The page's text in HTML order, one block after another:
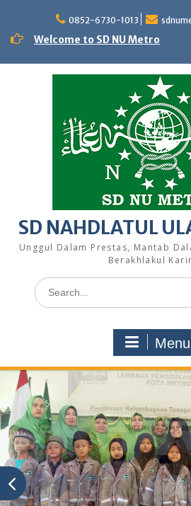
content
0852-6730-1013
Welcome to SD NU Metro
SD NAHDLATUL
Unggul Dalam Prestas, Mantab
Berakhlakul
Search
for:
Menu